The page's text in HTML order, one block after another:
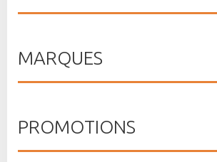
MARQUES
PROMOTIONS